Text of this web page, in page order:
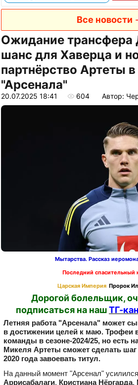
Все новости
Ожидание трансфера
шанс для Хаверца и
партнёрство Артеты
"Арсенала"
20.07.2025 18:41 604 Автор:
Мытарства. Рассказ
Последний спасительный
Царская Империя Пророк
Дорогой болельщик,
подписаться на нашТГ-
Летняя работа "Арсенала" может
в достижении целей к маю. Трофеи
команды в сезоне-2024/25, но есть
Микеля Артеты сможет сделать
2020 года завоевать титул.
На данный момент "Арсенал"
Аррисабалаги, Кристиана Нёргарда,